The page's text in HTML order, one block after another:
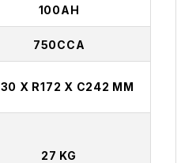
100AH
750CCA
X R172 X C242 MM
27 KG